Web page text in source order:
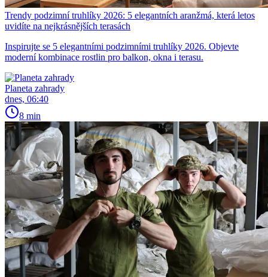
Trendy podzimní truhlíky 2026: 5 elegantních aranžmá, která letos
uvidíte na nejkrásnějších terasách
Inspirujte se 5 elegantními podzimními truhlíky 2026. Objevte
moderní kombinace rostlin pro balkon, okna i terasu.
Planeta zahrady
dnes, 06:40
8 min